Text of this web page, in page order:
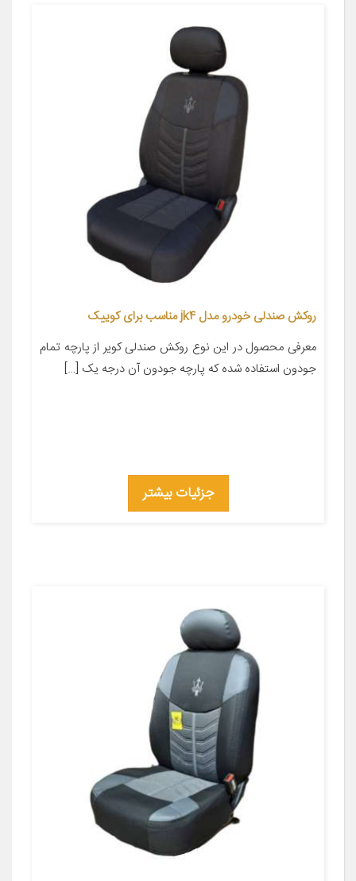
روکش صندلی خودرو مدل jk4 مناسب برای کوییک
معرفی محصول در این نوع روکش صندلی کویر از پارچه تمام
جودون استفاده شده که پارچه جودون آن درجه یک […]
جزئیات بیشتر